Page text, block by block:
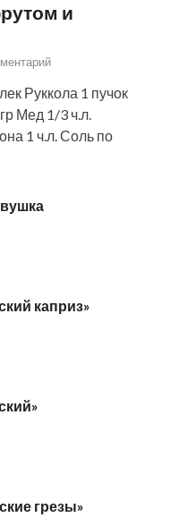
и
Руккола 1 пучок
Мед 1/3 ч.л.
1 ч.л. Соль по
каприз»
грезы»